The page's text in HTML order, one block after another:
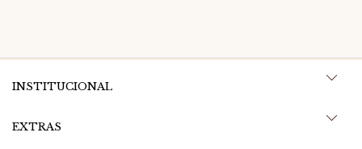
INSTITUCIONAL
EXTRAS